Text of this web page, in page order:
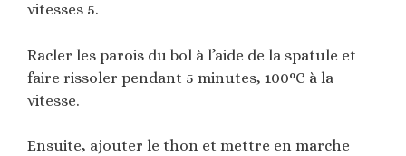
vitesses 5.
Racler les parois du bol à l’aide de la spatule et
faire rissoler pendant 5 minutes, 100°C à la
vitesse.
Ensuite, ajouter le thon et mettre en marche